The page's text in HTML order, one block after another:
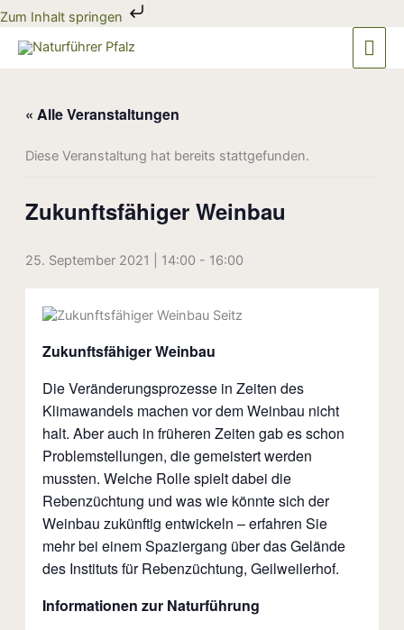
Zum Inhalt springen
Zum
Inhalt
springen
« Alle Veranstaltungen
Diese Veranstaltung hat bereits stattgefunden.
Zukunftsfähiger Weinbau
25. September 2021 | 14:00 - 16:00
Zukunftsfähiger Weinbau
Die Veränderungsprozesse in Zeiten des
Klimawandels machen vor dem Weinbau nicht
halt. Aber auch in früheren Zeiten gab es schon
Problemstellungen, die gemeistert werden
mussten. Welche Rolle spielt dabei die
Rebenzüchtung und was wie könnte sich der
Weinbau zukünftig entwickeln – erfahren Sie
mehr bei einem Spaziergang über das Gelände
des Instituts für Rebenzüchtung, Geilweilerhof.
Informationen zur Naturführung